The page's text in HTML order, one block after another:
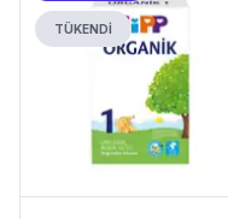
TÜKENDİ